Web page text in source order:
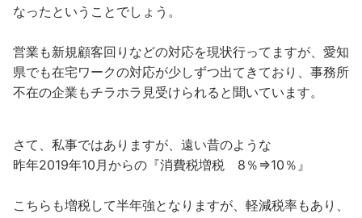
なったということでしょう。
営業も新規顧客回りなどの対応を現状行ってますが、愛知
県でも在宅ワークの対応が少しずつ出てきており、事務所
不在の企業もチラホラ見受けられると聞いています。
さて、私事ではありますが、遠い昔のような
昨年2019年10月からの『消費税増税 8％⇒10％』
こちらも増税して半年強となりますが、軽減税率もあり、